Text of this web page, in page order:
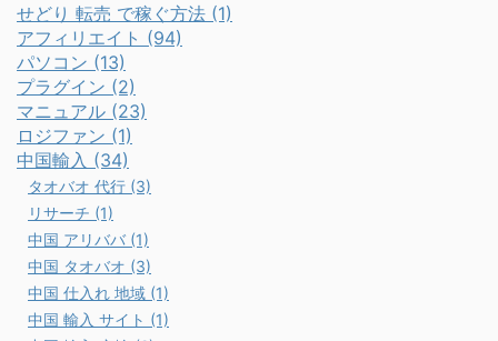
せどり 転売 で稼ぐ方法 (1)
アフィリエイト (94)
パソコン (13)
プラグイン (2)
マニュアル (23)
ロジファン (1)
中国輸入 (34)
タオバオ 代行 (3)
リサーチ (1)
中国 アリババ (1)
中国 タオバオ (3)
中国 仕入れ 地域 (1)
中国 輸入 サイト (1)